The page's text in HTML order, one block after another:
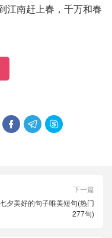
江南赶上春，千万和春
  
下一篇
七夕美好的句子唯美短句(热门
277句)